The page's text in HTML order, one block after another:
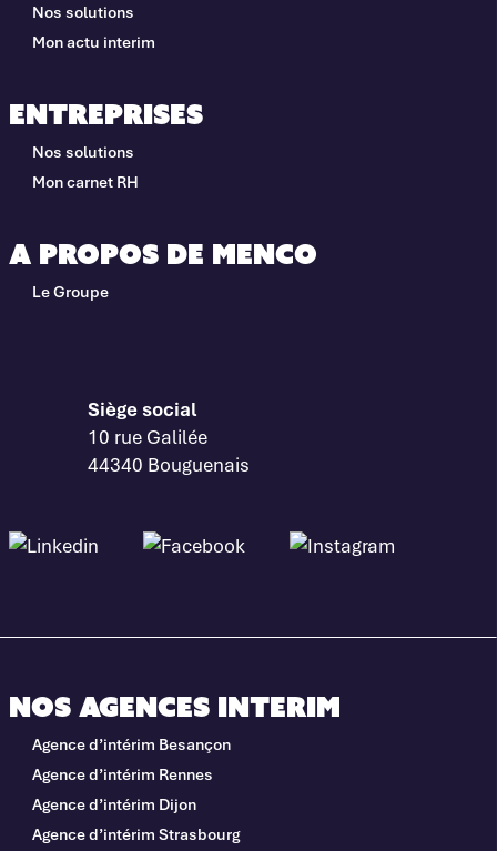
Nos solutions
Mon actu interim
Entreprises
Nos solutions
Mon carnet RH
A propos de Menco
Le Groupe
Siège social
10 rue Galilée
44340 Bouguenais
Nos agences interim
Agence d’intérim Besançon
Agence d’intérim Rennes
Agence d’intérim Dijon
Agence d’intérim Strasbourg